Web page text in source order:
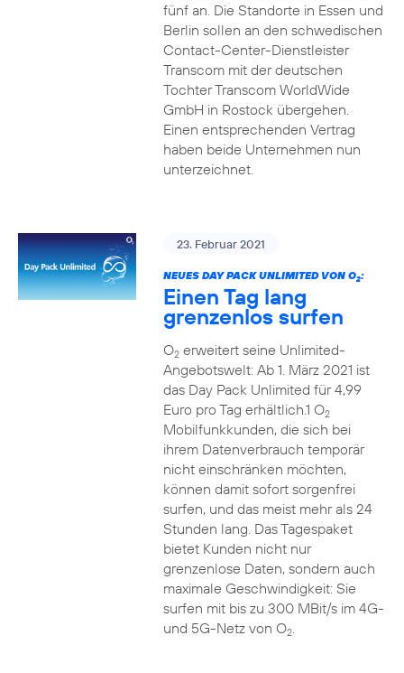
fünf an. Die Standorte in Essen und
Berlin sollen an den schwedischen
Contact-Center-Dienstleister
Transcom mit der deutschen
Tochter Transcom WorldWide
GmbH in Rostock übergehen.
Einen entsprechenden Vertrag
haben beide Unternehmen nun
unterzeichnet.
23. Februar 2021
NEUES DAY PACK UNLIMITED VON O2:
Einen Tag lang
grenzenlos surfen
O2erweitert seine Unlimited-
Angebotswelt: Ab 1. März 2021 ist
das Day Pack Unlimited für 4,99
Euro pro Tag erhältlich.1 O2
Mobilfunkkunden, die sich bei
ihrem Datenverbrauch temporär
nicht einschränken möchten,
können damit sofort sorgenfrei
surfen, und das meist mehr als 24
Stunden lang. Das Tagespaket
bietet Kunden nicht nur
grenzenlose Daten, sondern auch
maximale Geschwindigkeit: Sie
surfen mit bis zu 300 MBit/s im 4G-
und 5G-Netz von O2.